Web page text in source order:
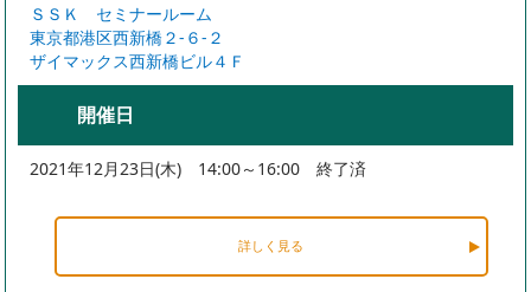
ＳＳＫ セミナールーム
東京都港区西新橋２-６-２
ザイマックス西新橋ビル４Ｆ
開催日
2021年12月23日(木) 14:00～16:00 終了済
詳しく見る